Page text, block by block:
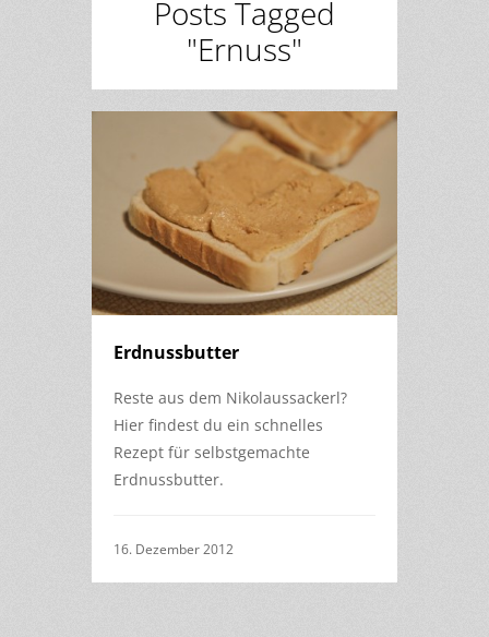
Posts Tagged
"Ernuss"
Erdnussbutter
Reste aus dem Nikolaussackerl?
Hier findest du ein schnelles
Rezept für selbstgemachte
Erdnussbutter.
16. Dezember 2012